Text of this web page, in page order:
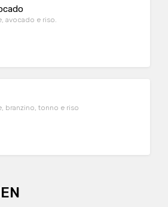
avocado e riso.
branzino, tonno e riso